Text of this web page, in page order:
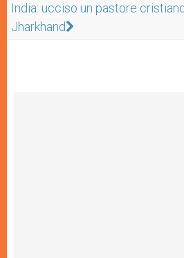
India: ucciso un pastore
Jharkhand